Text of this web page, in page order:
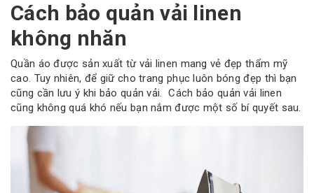
Cách bảo quản vải linen
không nhăn
Quần áo được sản xuất từ vải linen mang vẻ đẹp thẩm mỹ
cao. Tuy nhiên, để giữ cho trang phục luôn bóng đẹp thì bạn
cũng cần lưu ý khi bảo quản vải. Cách bảo quản vải linen
cũng không quá khó nếu bạn nắm được một số bí quyết sau.